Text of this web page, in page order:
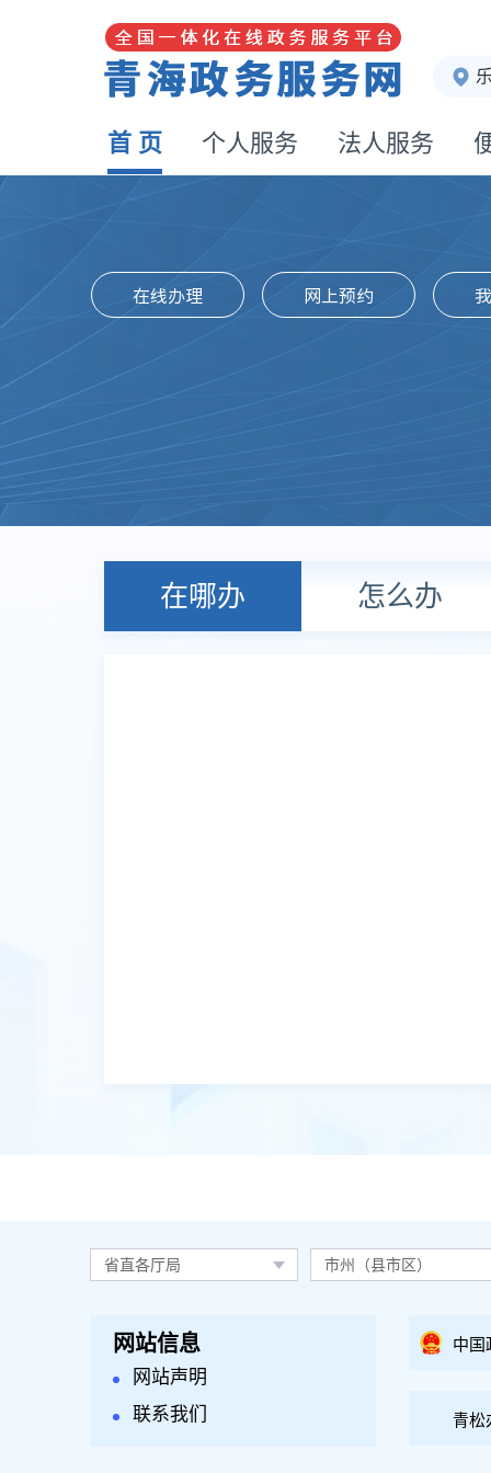
首 页 个人服务 法人服务
在线办理 网上预约
在哪办 怎么办
省直各厅局 市州（县市区）
网站信息
网站声明
联系我们
中国
青松